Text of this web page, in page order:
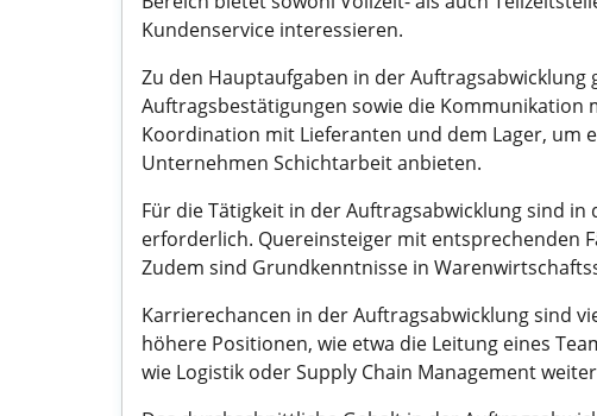
Kundenservice interessieren.
Zu den Hauptaufgaben in der
Auftragsbestätigungen sowie die
Koordination mit Lieferanten und dem Lager, um
Unternehmen Schichtarbeit anbieten.
Für die Tätigkeit in der Auftragsabwicklung sind
erforderlich. Quereinsteiger mit entsprechenden
Zudem sind Grundkenntnisse in
Karrierechancen in der Auftragsabwicklung sind
höhere Positionen, wie etwa die Leitung eines
wie Logistik oder Supply Chain Management